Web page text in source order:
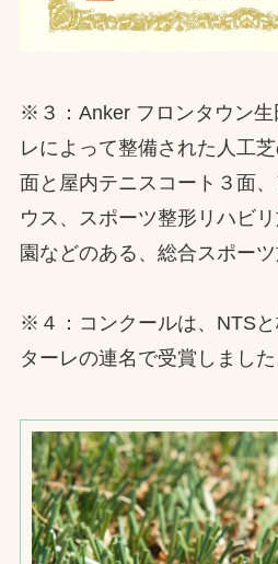
※３：Anker フロンタウン
レによって整備された人工
面と屋内テニスコート３面
ウス、スポーツ整形リハビ
園などのある、総合スポーツ
※４：コンクールは、NTS
ターレの連名で受賞しました